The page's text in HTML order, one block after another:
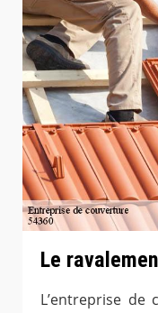
Le
L’entreprise de